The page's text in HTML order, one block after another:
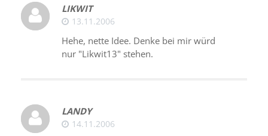
LIKWIT
13.11.2006
Hehe, nette Idee. Denke bei mir würd
nur "Likwit13" stehen.
LANDY
14.11.2006